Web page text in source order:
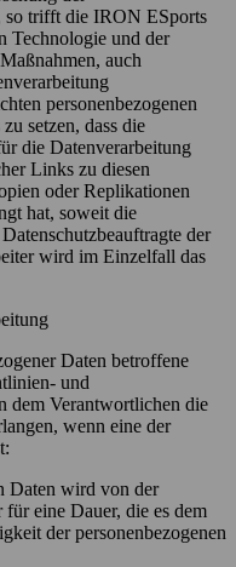
so trifft die IRON ESports
Technologie und der
auch
personenbezogenen
setzen, dass die
die Datenverarbeitung
Links zu diesen
oder Replikationen
hat, soweit die
der
wird im Einzelfall das
Daten betroffene
und
dem Verantwortlichen die
wenn eine der
Daten wird von der
eine Dauer, die es dem
der personenbezogenen